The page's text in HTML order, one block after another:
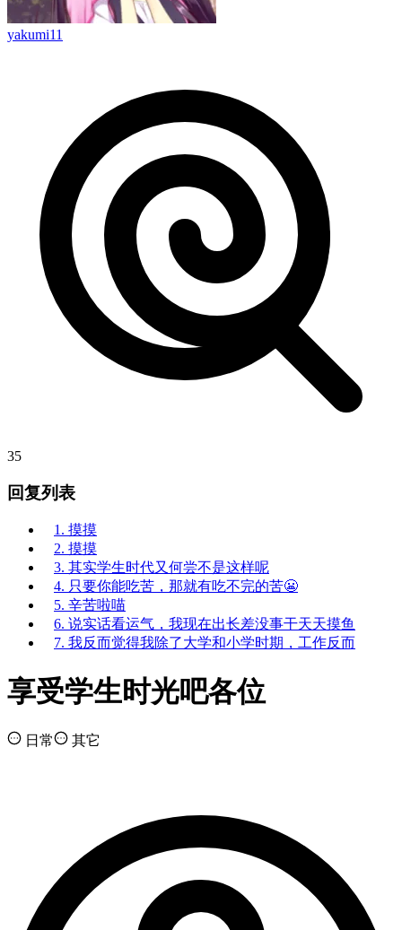
yakumi11
35
回复列表
1. 摸摸
2. 摸摸
3. 其实学生时代又何尝不是这样呢
4. 只要你能吃苦，那就有吃不完的苦😬
5. 辛苦啦喵
6. 说实话看运气，我现在出长差没事干天天摸鱼
7. 我反而觉得我除了大学和小学时期，工作反而
享受学生时光吧各位
日常 其它